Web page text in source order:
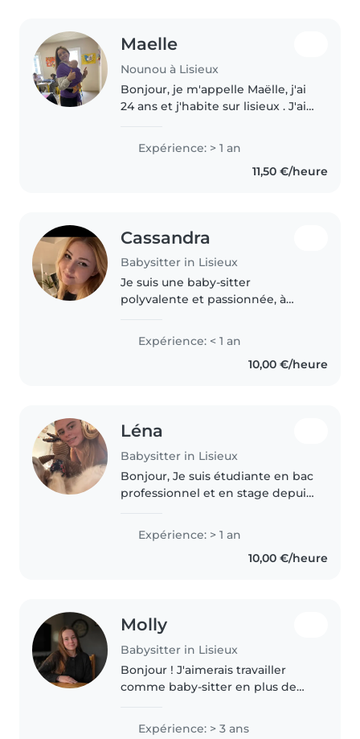
Maelle
Nounou à Lisieux
Bonjour, je m'appelle Maëlle, j'ai
24 ans et j'habite sur lisieux . J'ai
cursus pendant une année, en
étant en apprentissage..
Expérience: > 1 an
11,50 €/heure
Cassandra
Babysitter in Lisieux
Je suis une baby-sitter
polyvalente et passionnée, à
en français, anglais, espagnol,
hindi et italien, je propose
activités créatives, jeux et aide..
Expérience: < 1 an
10,00 €/heure
Léna
Babysitter in Lisieux
Bonjour, Je suis étudiante en bac
professionnel et en stage depuis
des enfants de 0/11 ans en
situation de handicap. J’ai fait du
Expérience: > 1 an
10,00 €/heure
Molly
Babysitter in Lisieux
Bonjour ! J'aimerais travailler
comme baby-sitter en plus de
l'expérience en gardant des
Expérience: > 3 ans